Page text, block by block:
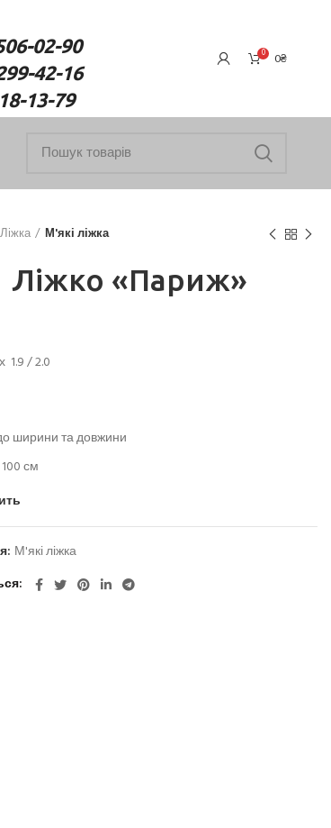
02-90
42-16
79
0 0₴
Ліжка М'які ліжка
Ліжко «Париж»
1.9 / 2.0
ширини та довжини
см
М'які ліжка